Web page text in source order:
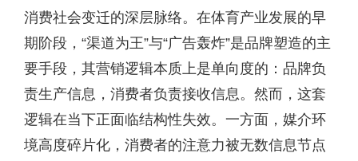
消费社会变迁的深层脉络。在体育产业发展的早
期阶段，“渠道为王”与“广告轰炸”是品牌塑造的主
要手段，其营销逻辑本质上是单向度的：品牌负
责生产信息，消费者负责接收信息。然而，这套
逻辑在当下正面临结构性失效。一方面，媒介环
境高度碎片化，消费者的注意力被无数信息节点